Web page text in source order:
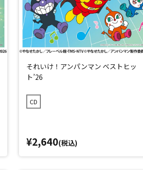
それいけ！アンパンマン ベストヒッ
ト’26
CD
¥2,640(税込)